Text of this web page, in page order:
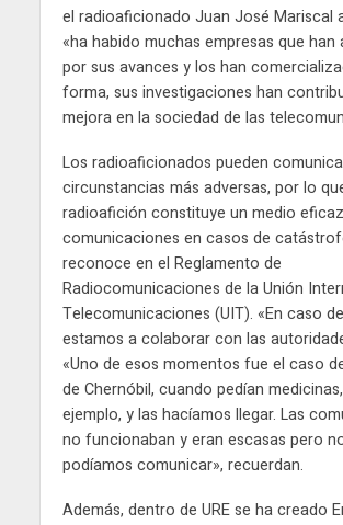
el radioaficionado Juan José Mariscal
«ha habido muchas empresas que han
por sus avances y los han
forma, sus investigaciones han
mejora en la sociedad de las
Los radioaficionados pueden
circunstancias más adversas, por lo
radioafición constituye un medio
comunicaciones en casos de
reconoce en el Reglamento de
Radiocomunicaciones de la Unión
Telecomunicaciones (UIT). «En caso
estamos a colaborar con las
«Uno de esos momentos fue el caso
de Chernóbil, cuando pedían
ejemplo, y las hacíamos llegar. Las
no funcionaban y eran escasas pero
podíamos comunicar», recuerdan.
Además, dentro de URE se ha creado